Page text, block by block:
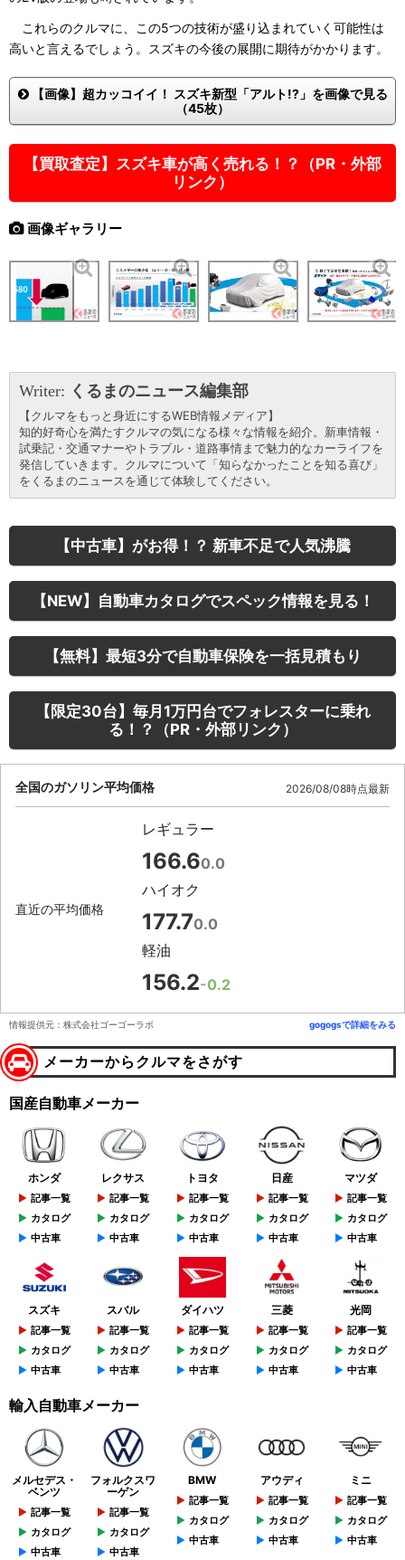
これらのクルマに、この5つの技術が盛り込まれていく可能性は
高いと言えるでしょう。スズキの今後の展開に期待がかかります。
【画像】超カッコイイ！ スズキ新型「アルト!?」を画像で見る
（45枚）
【買取査定】スズキ車が高く売れる！？（PR・外部
リンク）
画像ギャラリー
Writer: くるまのニュース編集部
【クルマをもっと身近にするWEB情報メディア】
知的好奇心を満たすクルマの気になる様々な情報を紹介。新車情報・
試乗記・交通マナーやトラブル・道路事情まで魅力的なカーライフを
発信していきます。クルマについて「知らなかったことを知る喜び」
をくるまのニュースを通じて体験してください。
【中古車】がお得！？ 新車不足で人気沸騰
【NEW】自動車カタログでスペック情報を見る！
【無料】最短3分で自動車保険を一括見積もり
【限定30台】毎月1万円台でフォレスターに乗れ
る！？（PR・外部リンク）
全国のガソリン平均価格 2026/08/08時点最新
直近の平均価格
レギュラー
166.60.0
ハイオク
177.70.0
軽油
156.2-0.2
情報提供元：株式会社ゴーゴーラボ gogogsで詳細をみる
メーカーからクルマをさがす
国産自動車メーカー
ホンダ
記事一覧
カタログ
中古車
レクサス
記事一覧
カタログ
中古車
トヨタ
記事一覧
カタログ
中古車
日産
記事一覧
カタログ
中古車
マツダ
記事一覧
カタログ
中古車
スズキ
記事一覧
カタログ
中古車
スバル
記事一覧
カタログ
中古車
ダイハツ
記事一覧
カタログ
中古車
三菱
記事一覧
カタログ
中古車
光岡
記事一覧
カタログ
中古車
輸入自動車メーカー
メルセデス・
ベンツ
記事一覧
カタログ
中古車
フォルクスワ
ーゲン
記事一覧
カタログ
中古車
BMW
記事一覧
カタログ
中古車
アウディ
記事一覧
カタログ
中古車
ミニ
記事一覧
カタログ
中古車